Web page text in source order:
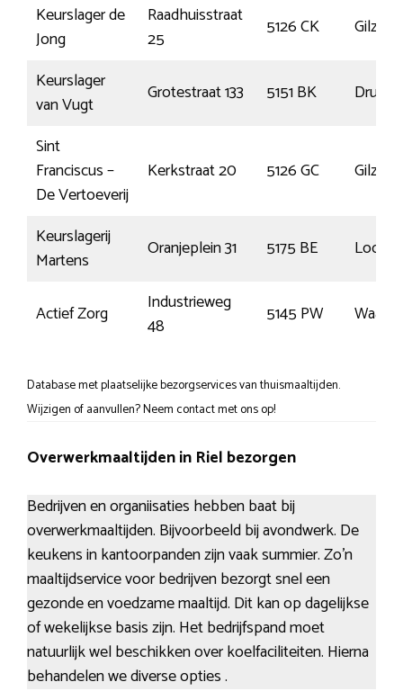
Keurslager de
Jong
Raadhuisstraat
25
5126 CK
Gilze
Keurslager
van Vugt
Grotestraat 133 5151 BK
Drunen
Sint
Franciscus –
De Vertoeverij
Kerkstraat 20 5126 GC Gilze
Keurslagerij
Martens
Oranjeplein 31 5175 BE Loon
Actief Zorg
Industrieweg
48
5145 PW
Database met plaatselijke bezorgservices van thuismaaltijden.
Wijzigen of aanvullen? Neem contact met ons op!
Overwerkmaaltijden in Riel bezorgen
Bedrijven en organiisaties hebben baat bij
overwerkmaaltijden. Bijvoorbeeld bij avondwerk. De
keukens in kantoorpanden zijn vaak summier. Zo’n
maaltijdservice voor bedrijven bezorgt snel een
gezonde en voedzame maaltijd. Dit kan op dagelijkse
of wekelijkse basis zijn. Het bedrijfspand moet
natuurlijk wel beschikken over koelfaciliteiten. Hierna
behandelen we diverse opties .